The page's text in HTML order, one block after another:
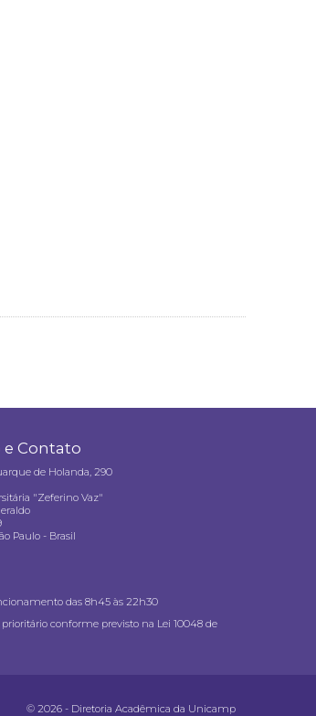
e Contato
de Holanda, 290
"Zeferino Vaz"
Paulo - Brasil
das 8h45 às 22h30
conforme previsto na Lei 10048 de
© 2026 - Diretoria Acadêmica da Unicamp